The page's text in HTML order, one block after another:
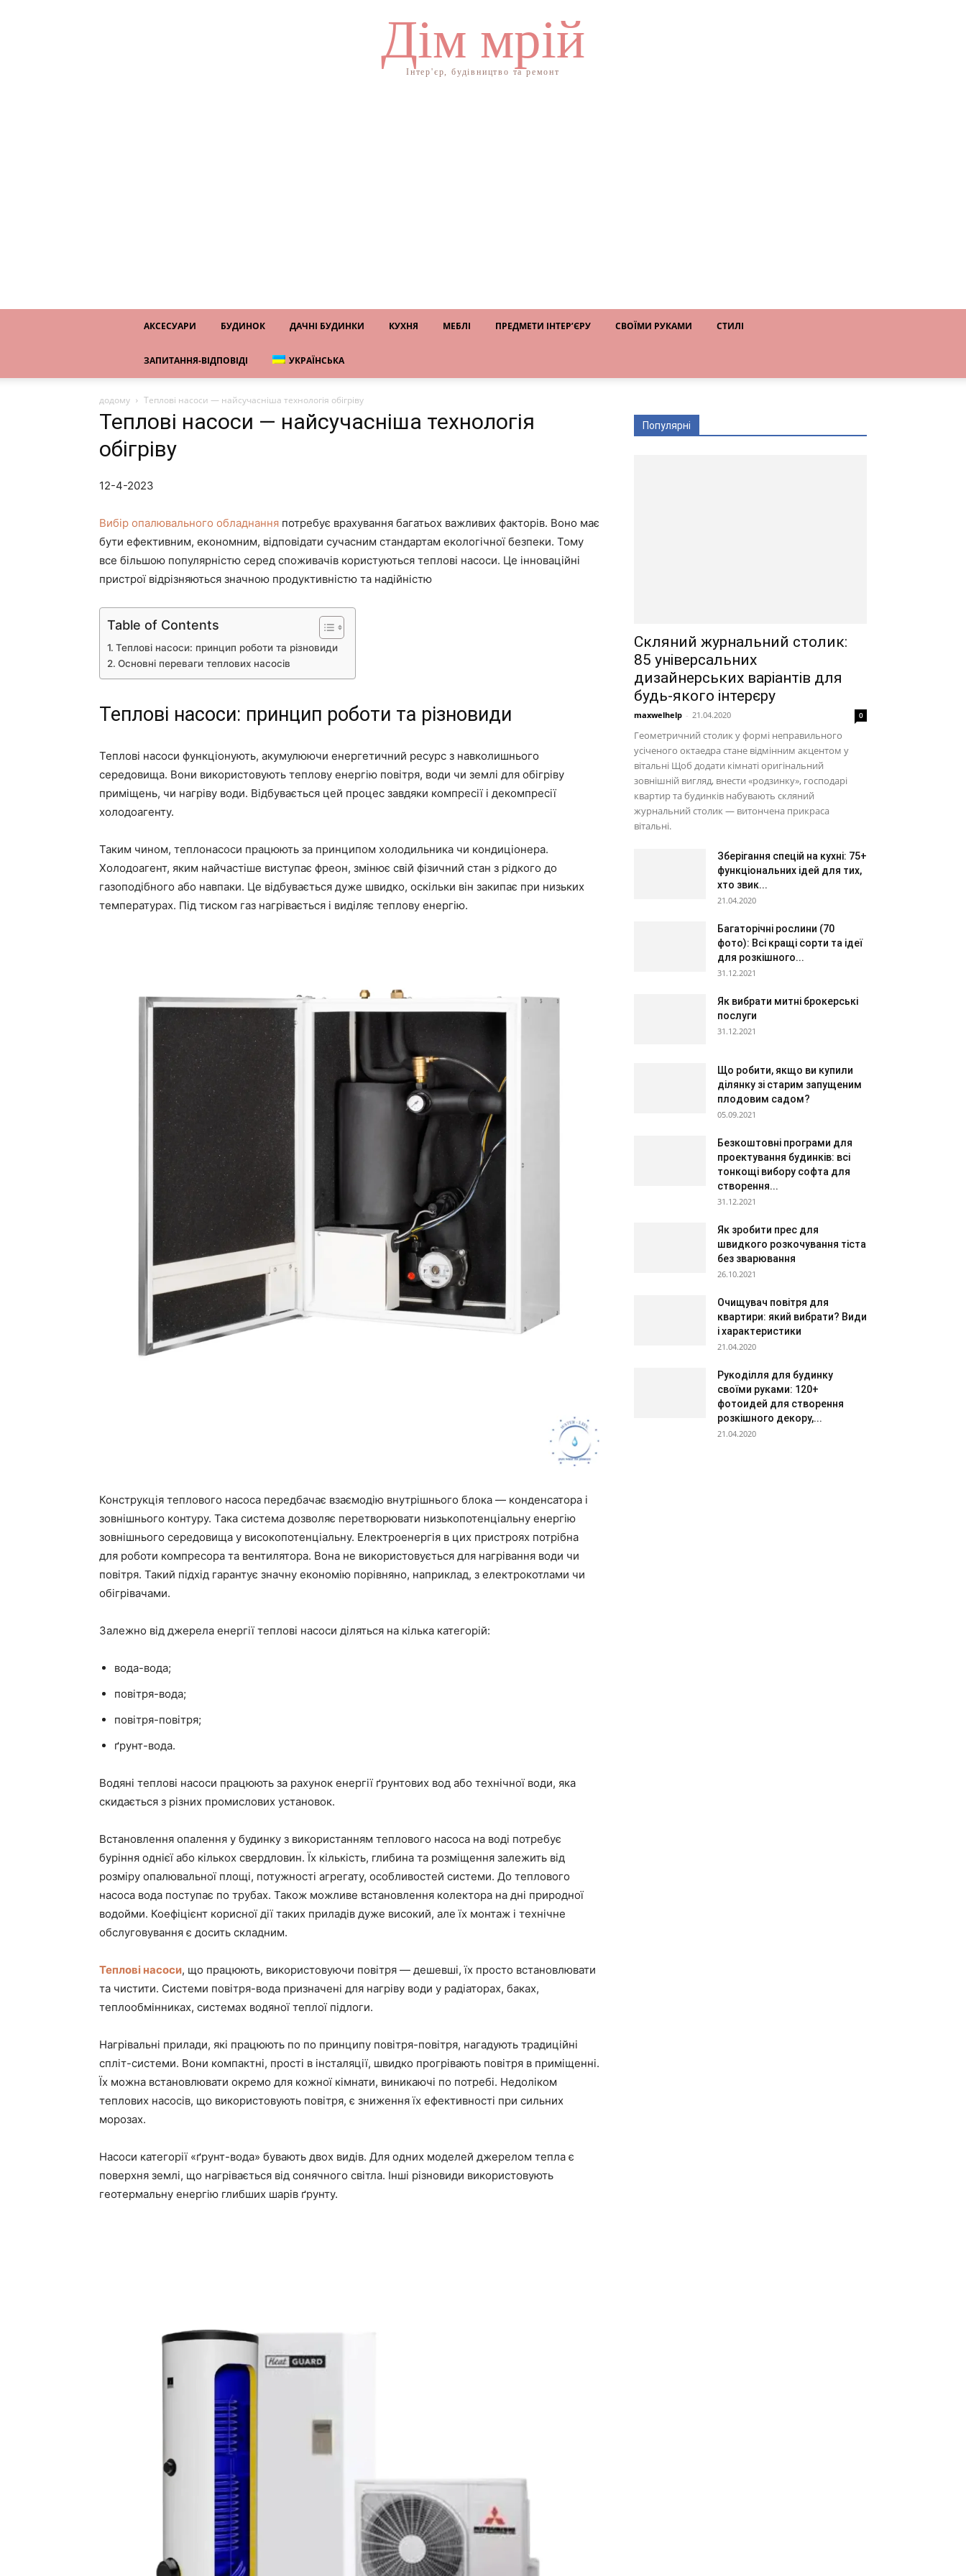
Дім мрій
Інтер'єр, будівництво та ремонт
АКСЕСУАРИ БУДИНОК ДАЧНІ БУДИНКИ КУХНЯ МЕБЛІ ПРЕДМЕТИ ІНТЕР’ЄРУ СВОЇМИ РУКАМИ СТИЛІ
ЗАПИТАННЯ-ВІДПОВІДІ УКРАЇНСЬКА
додому Теплові насоси — найсучасніша технологія обігріву
Теплові насоси — найсучасніша технологія
обігріву
12-4-2023
Вибір опалювального обладнання потребує врахування багатьох важливих факторів. Воно має
бути ефективним, економним, відповідати сучасним стандартам екологічної безпеки. Тому
все більшою популярністю серед споживачів користуються теплові насоси. Це інноваційні
пристрої відрізняються значною продуктивністю та надійністю
Table of Contents
Теплові насоси: принцип роботи та різновиди
Основні переваги теплових насосів
Теплові насоси: принцип роботи та різновиди
Теплові насоси функціонують, акумулюючи енергетичний ресурс з навколишнього
середовища. Вони використовують теплову енергію повітря, води чи землі для обігріву
приміщень, чи нагріву води. Відбувається цей процес завдяки компресії і декомпресії
холодоагенту.
Таким чином, теплонасоси працюють за принципом холодильника чи кондиціонера.
Холодоагент, яким найчастіше виступає фреон, змінює свій фізичний стан з рідкого до
газоподібного або навпаки. Це відбувається дуже швидко, оскільки він закипає при низьких
температурах. Під тиском газ нагрівається і виділяє теплову енергію.
Конструкція теплового насоса передбачає взаємодію внутрішнього блока — конденсатора і
зовнішнього контуру. Така система дозволяє перетворювати низькопотенціальну енергію
зовнішнього середовища у високопотенціальну. Електроенергія в цих пристроях потрібна
для роботи компресора та вентилятора. Вона не використовується для нагрівання води чи
повітря. Такий підхід гарантує значну економію порівняно, наприклад, з електрокотлами чи
обігрівачами.
Залежно від джерела енергії теплові насоси діляться на кілька категорій:
вода-вода;
повітря-вода;
повітря-повітря;
ґрунт-вода.
Водяні теплові насоси працюють за рахунок енергії ґрунтових вод або технічної води, яка
скидається з різних промислових установок.
Встановлення опалення у будинку з використанням теплового насоса на воді потребує
буріння однієї або кількох свердловин. Їх кількість, глибина та розміщення залежить від
розміру опалювальної площі, потужності агрегату, особливостей системи. До теплового
насоса вода поступає по трубах. Також можливе встановлення колектора на дні природної
водойми. Коефіцієнт корисної дії таких приладів дуже високий, але їх монтаж і технічне
обслуговування є досить складним.
Теплові насоси, що працюють, використовуючи повітря — дешевші, їх просто встановлювати
та чистити. Системи повітря-вода призначені для нагріву води у радіаторах, баках,
теплообмінниках, системах водяної теплої підлоги.
Нагрівальні прилади, які працюють по по принципу повітря-повітря, нагадують традиційні
спліт-системи. Вони компактні, прості в інсталяції, швидко прогрівають повітря в приміщенні.
Їх можна встановлювати окремо для кожної кімнати, виникаючі по потребі. Недоліком
теплових насосів, що використовують повітря, є зниження їх ефективності при сильних
морозах.
Насоси категорії «ґрунт-вода» бувають двох видів. Для одних моделей джерелом тепла є
поверхня землі, що нагрівається від сонячного світла. Інші різновиди використовують
геотермальну енергію глибших шарів ґрунту.
Популярні
Скляний журнальний столик:
85 універсальних
дизайнерських варіантів для
будь-якого інтерєру
maxwelhelp - 21.04.2020 0
Геометричний столик у формі неправильного
усіченого октаедра стане відмінним акцентом у
вітальні Щоб додати кімнаті оригінальний
зовнішній вигляд, внести «родзинку», господарі
квартир та будинків набувають скляний
журнальний столик — витончена прикраса
вітальні.
Зберігання спецій на кухні: 75+
функціональних ідей для тих,
хто звик...
21.04.2020
Багаторічні рослини (70
фото): Всі кращі сорти та ідеї
для розкішного...
31.12.2021
Як вибрати митні брокерські
послуги
31.12.2021
Що робити, якщо ви купили
ділянку зі старим запущеним
плодовим садом?
05.09.2021
Безкоштовні програми для
проектування будинків: всі
тонкощі вибору софта для
створення...
31.12.2021
Як зробити прес для
швидкого розкочування тіста
без зварювання
26.10.2021
Очищувач повітря для
квартири: який вибрати? Види
і характеристики
21.04.2020
Рукоділля для будинку
своїми руками: 120+
фотоидей для створення
розкішного декору,...
21.04.2020